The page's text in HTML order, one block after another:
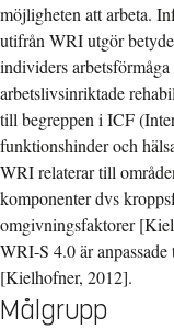
möjligheten att arbeta.
utifrån WRI utgör
individers
arbetslivsinriktade
till begreppen i ICF
funktionshinder och
WRI relaterar till
komponenter dvs
omgivningsfaktorer
WRI-S 4.0 är
[Kielhofner, 2012].
Målgrupp